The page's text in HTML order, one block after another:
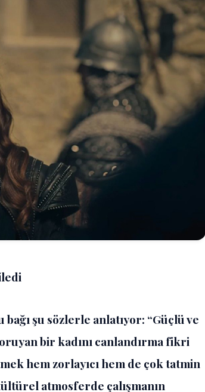
şu sözlerle anlatıyor: “Güçlü ve
bir kadını canlandırma fikri
hem zorlayıcı hem de çok tatmin
atmosferde çalışmanın